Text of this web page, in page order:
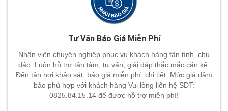
Tư Vấn Báo Giá Miễn Phí
Nhân viên chuyên nghiệp phục vụ khách hàng tận tình, chu
đáo. Luôn hỗ trợ tận tâm, tư vấn, giải đáp thắc mắc cặn kẽ.
Đến tận nơi khảo sát, báo giá miễn phí, chi tiết. Mức giá đảm
bảo phù hợp với khách hàng Vui lòng liên hệ SĐT:
0825.84.15.14 để đươc hỗ trợ miễn phí!